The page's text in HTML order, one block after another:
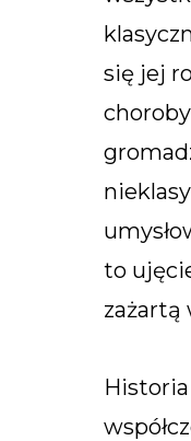
się jej
to
zażartą